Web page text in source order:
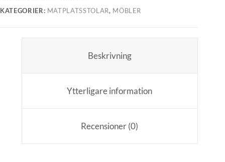
KATEGORIER: MATPLATSSTOLAR, MÖBLER
Beskrivning
Ytterligare information
Recensioner (0)